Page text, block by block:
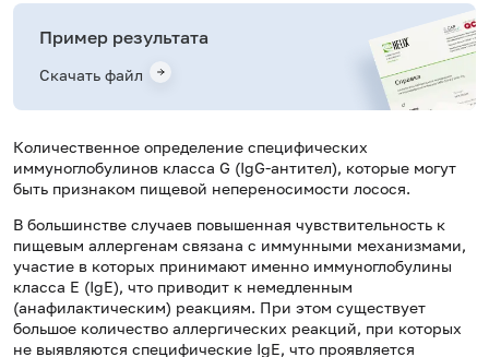
Количественное определение специфических
иммуноглобулинов класса G (IgG-антител), которые могут
быть признаком пищевой непереносимости лосося.
В большинстве случаев повышенная чувствительность к
пищевым аллергенам связана с иммунными механизмами,
участие в которых принимают именно иммуноглобулины
класса Е (IgE), что приводит к немедленным
(анафилактическим) реакциям. При этом существует
большое количество аллергических реакций, при которых
не выявляются специфические IgE, что проявляется
Пример результата
Скачать файл